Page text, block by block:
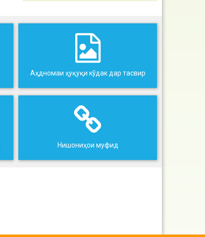
Аҳдномаи ҳуқуқи кўдак дар тасвир
Нишониҳои муфид